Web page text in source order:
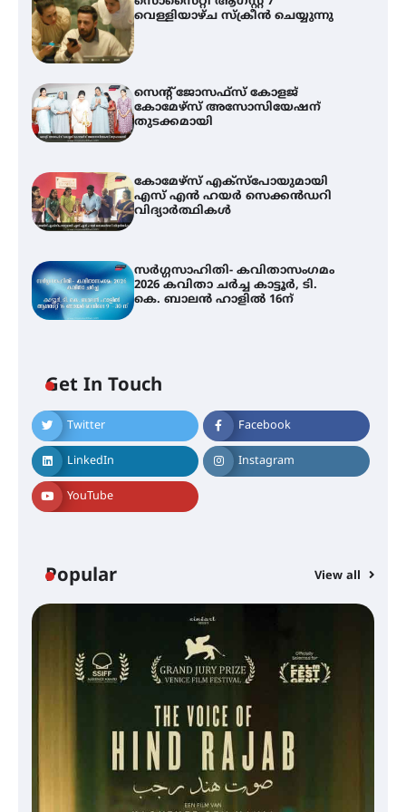
വെള്ളിയാഴ്ച സ്‌ക്രീൻ ചെയ്യുന്നു
സെന്റ് ജോസഫ്സ് കോളജ്
കോമേഴ്‌സ് അസോസിയേഷന്
തുടക്കമായി
കോമേഴ്സ് എക്സ്പോയുമായി
എസ് എൻ ഹയർ സെക്കൻഡറി
വിദ്യാർത്ഥികൾ
സർഗ്ഗസാഹിതി- കവിതാസംഗമം
2026 കവിതാ ചർച്ച കാട്ടൂർ, ടി.
കെ. ബാലൻ ഹാളിൽ 16ന്
Get In Touch
Twitter Facebook
LinkedIn Instagram
YouTube
Popular View all
സെന്റ് ജോസഫ്സ് കോളജ്
കോമേഴ്‌സ് അസോസിയേഷന്
തുടക്കമായി
കോമേഴ്സ് എക്സ്പോയുമായി
എസ് എൻ ഹയർ സെക്കൻഡറി
വിദ്യാർത്ഥികൾ